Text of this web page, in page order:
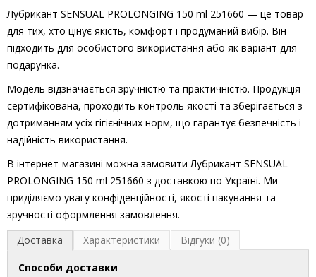
Лубрикант SENSUAL PROLONGING 150 ml 251660 — це товар
для тих, хто цінує якість, комфорт і продуманий вибір. Він
підходить для особистого використання або як варіант для
подарунка.
Модель відзначається зручністю та практичністю. Продукція
сертифікована, проходить контроль якості та зберігається з
дотриманням усіх гігієнічних норм, що гарантує безпечність і
надійність використання.
В інтернет-магазині можна замовити Лубрикант SENSUAL
PROLONGING 150 ml 251660 з доставкою по Україні. Ми
приділяємо увагу конфіденційності, якості пакування та
зручності оформлення замовлення.
Доставка
Характеристики Відгуки (0)
Способи доставки